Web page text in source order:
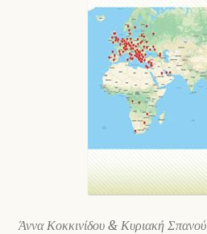
Άννα Κοκκινίδου & Κυριακή Σπανού